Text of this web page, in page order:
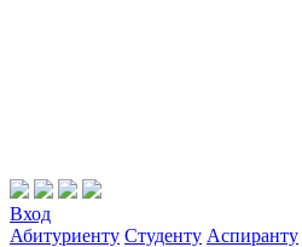
Вход
Абитуриенту Студенту Аспиранту